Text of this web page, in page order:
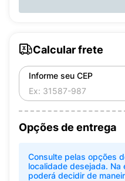
Calcular frete
Informe seu CEP
Opções de entrega
Consulte pelas opções
localidade desejada.
poderá decidir de